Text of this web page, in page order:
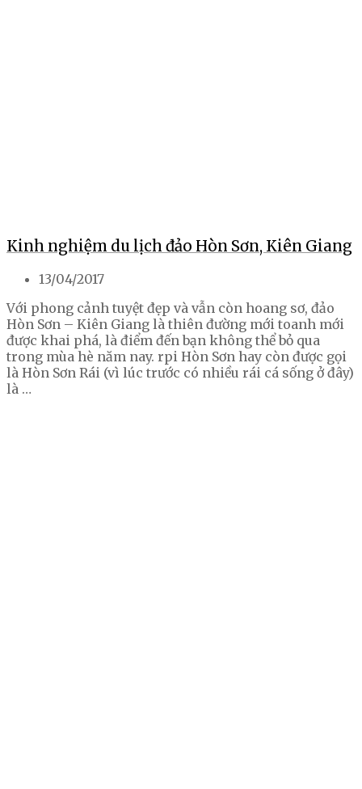
Kinh nghiệm du lịch đảo Hòn Sơn, Kiên Giang
13/04/2017
Với phong cảnh tuyệt đẹp và vẫn còn hoang sơ, đảo
Hòn Sơn – Kiên Giang là thiên đường mới toanh mới
được khai phá, là điểm đến bạn không thể bỏ qua
trong mùa hè năm nay. rpi Hòn Sơn hay còn được gọi
là Hòn Sơn Rái (vì lúc trước có nhiều rái cá sống ở đây)
là …